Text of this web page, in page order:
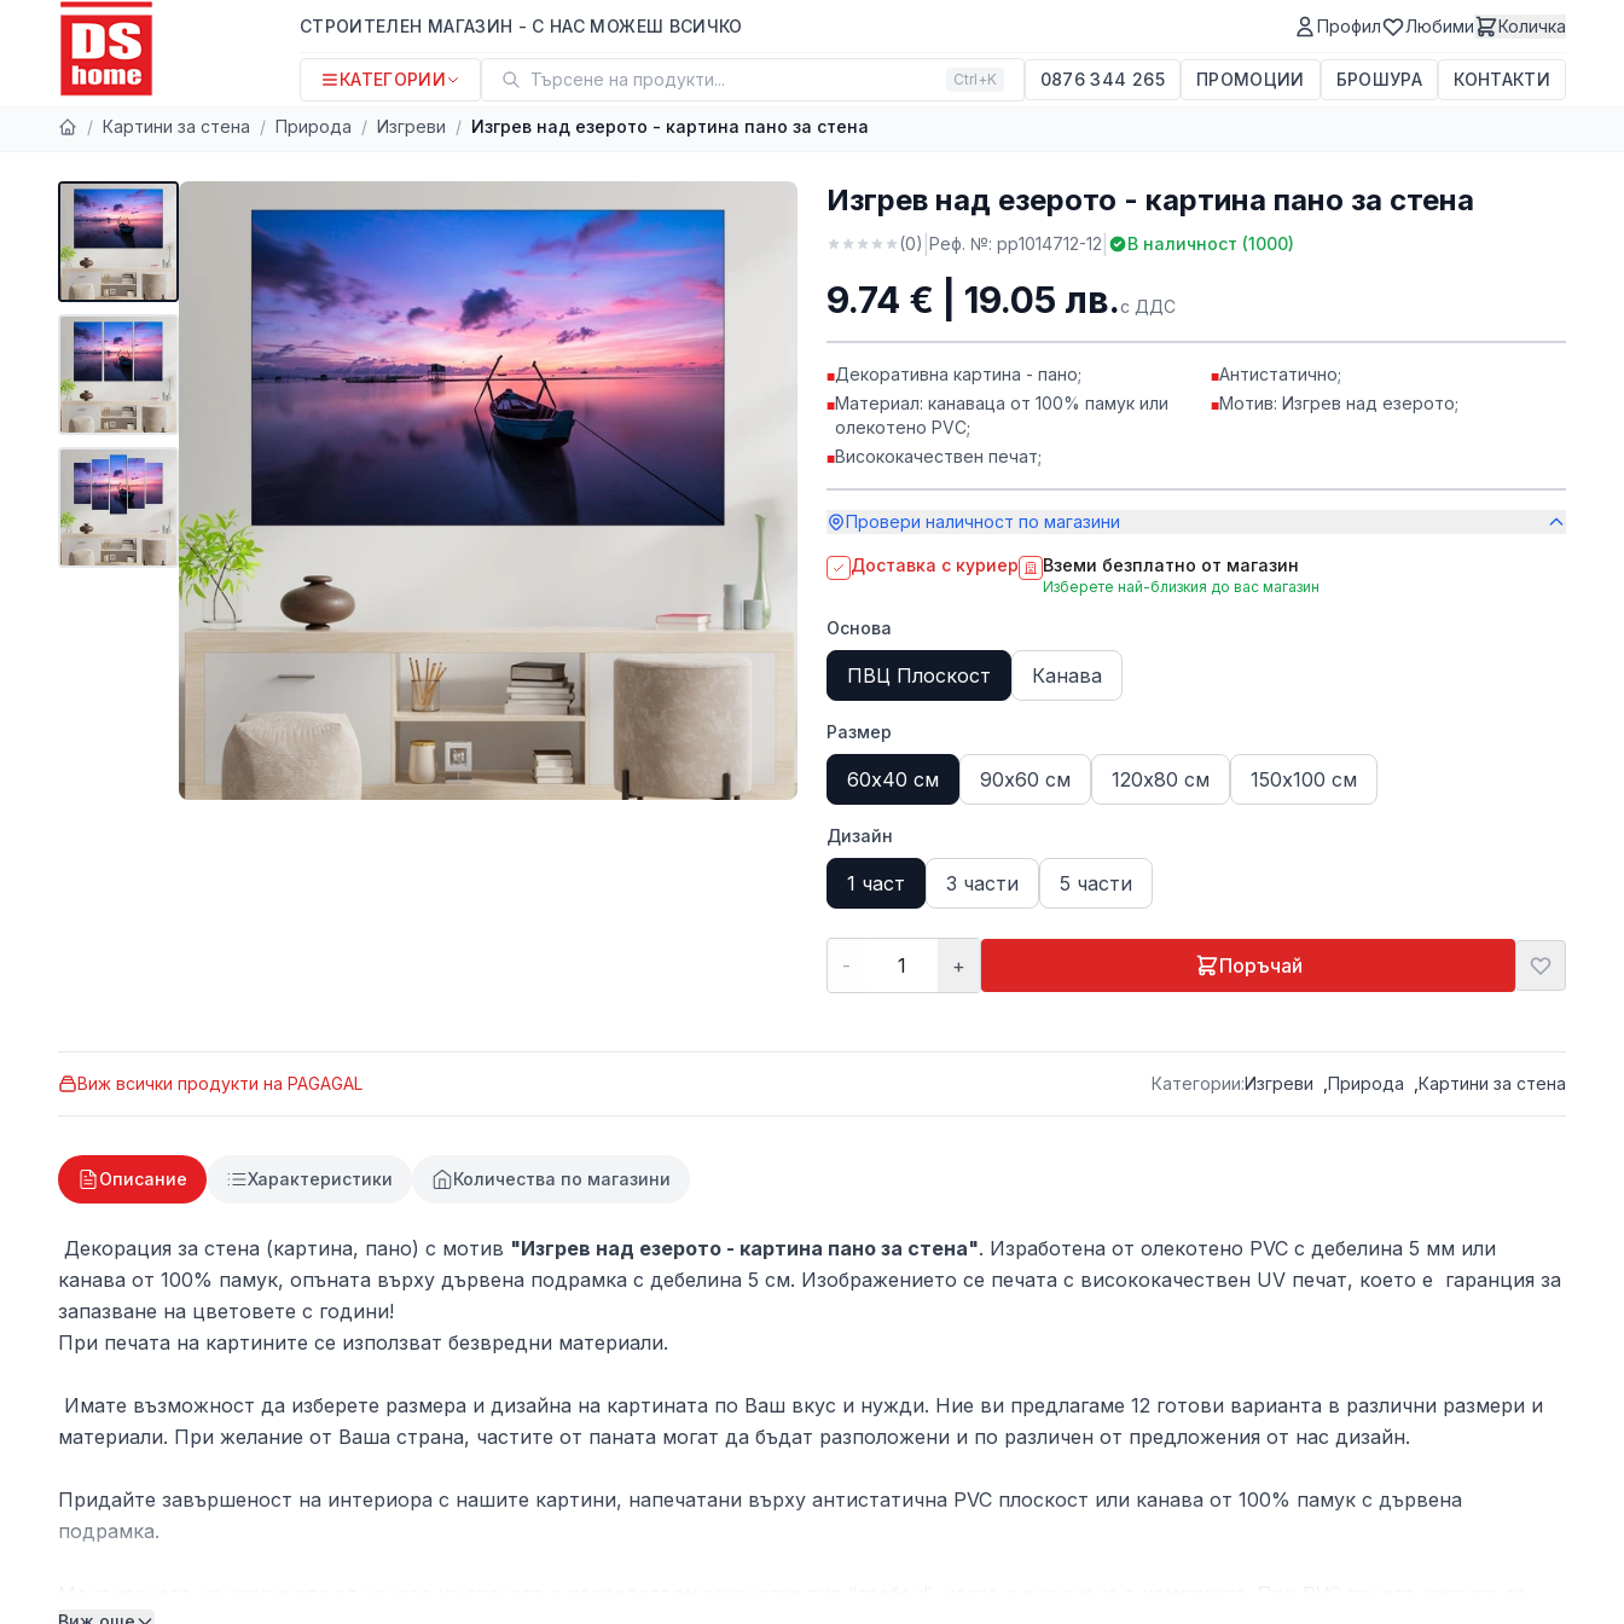
СТРОИТЕЛЕН МАГАЗИН - С НАС МОЖЕШ ВСИЧКО Профил Любими Количка
КАТЕГОРИИ Търсене на продукти... Ctrl+K 0876 344 265 ПРОМОЦИИ БРОШУРА КОНТАКТИ
/ Картини за стена / Природа / Изгреви / Изгрев над езерото - картина пано за стена
Изгрев над езерото - картина пано за стена
(0) Реф. №: pp1014712-12 В наличност (1000)
9.74 € | 19.05 лв.с ДДС
■Декоративна картина - пано;
■Материал: канаваца от 100% памук или
олекотено PVC;
■Висококачествен печат;
■Антистатично;
■Мотив: Изгрев над езерото;
Провери наличност по магазини
Доставка с куриер Вземи безплатно от магазин
Изберете най-близкия до вас магазин
Основа
ПВЦ Плоскост Канава
Размер
60х40 см 90х60 см 120х80 см 150х100 см
Дизайн
1 част 3 части 5 части
- + Поръчай
Виж всички продукти на PAGAGAL Категории:Изгреви Природа Картини за стена
Описание Характеристики Количества по магазини
Декорация за стена (картина, пано) с мотив "Изгрев над езерото - картина пано за стена". Изработена от олекотено PVC с дебелина 5 мм или
канава от 100% памук, опъната върху дървена подрамка с дебелина 5 см. Изображението се печата с висококачествен UV печат, което е гаранция за
запазване на цветовете с години!
При печата на картините се използват безвредни материали.
Имате възможност да изберете размера и дизайна на картината по Ваш вкус и нужди. Ние ви предлагаме 12 готови варианта в различни размери и
материали. При желание от Ваша страна, частите от паната могат да бъдат разположени и по различен от предложения от нас дизайн.
Придайте завършеност на интериора с нашите картини, напечатани върху антистатична PVC плоскост или канава от 100% памук с дървена
подрамка.